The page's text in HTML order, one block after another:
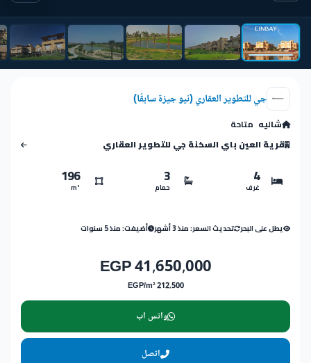
جي للتطوير العقاري (نيو جيزة سابقًا)
شاليه متاحة
قرية العين باي السخنة جي للتطوير العقاري
4
غرف
3
حمام
196
m²
يطل على البحر تحديث السعر: منذ 3 أشهر أضيفت: منذ 5 سنوات
41,650,000 EGP
212,500 EGP/m²
واتس اب
اتصل